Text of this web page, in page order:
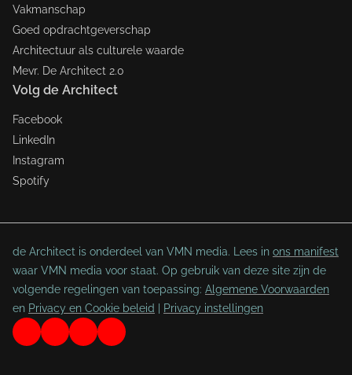
Vakmanschap
Goed opdrachtgeverschap
Architectuur als culturele waarde
Mevr. De Architect 2.0
Volg de Architect
Facebook
LinkedIn
Instagram
Spotify
de Architect is onderdeel van VMN media. Lees in ons manifest
waar VMN media voor staat. Op gebruik van deze site zijn de
volgende regelingen van toepassing: Algemene Voorwaarden
en Privacy en Cookie beleid Privacy instellingen